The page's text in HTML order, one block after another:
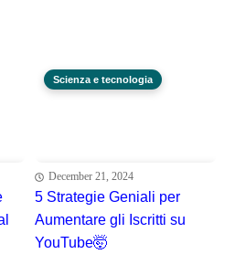
Scienza e tecnologia
December 21, 2024
5 Strategie Geniali per
Aumentare gli Iscritti su
YouTube🤯